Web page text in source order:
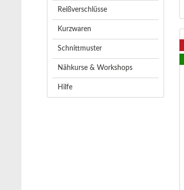
Reißverschlüsse
Kurzwaren
Schnittmuster
Nähkurse & Workshops
Hilfe